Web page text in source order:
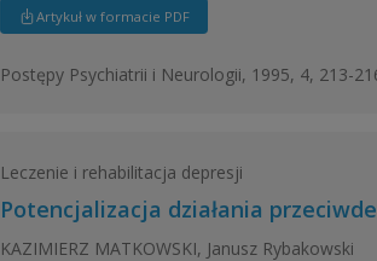
Artykuł w formacie PDF
Postępy Psychiatrii i Neurologii, 1995, 4, 213-
Leczenie i rehabilitacja depresji
Potencjalizacja działania
KAZIMIERZ MATKOWSKI, Janusz Rybakowski